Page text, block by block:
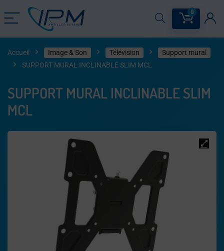
0
Accueil Image & Son Télévision
Support mural
SUPPORT MURAL INCLINABLE SLIM MCL
SUPPORT MURAL INCLINABLE SLIM
MCL